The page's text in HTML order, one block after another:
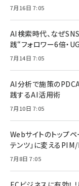
7月16日 7:05
AI検索時代、なぜ
践“フォロワー6倍・
7月14日 7:05
AI分析で施策の
践するAI活用術
7月10日 7:05
Webサイトのトップ
テンツ」に変える
7月8日 7:05